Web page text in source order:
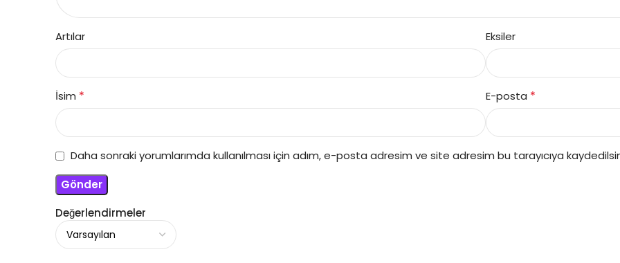
Değerlendirmeler
Artılar Eksiler
İsim * E-posta *
Daha sonraki yorumlarımda kullanılması için adım, e-posta adresim ve site adresim bu tarayıcıya